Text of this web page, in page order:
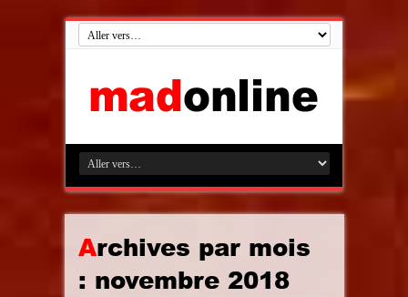
Archives par mois
: novembre 2018